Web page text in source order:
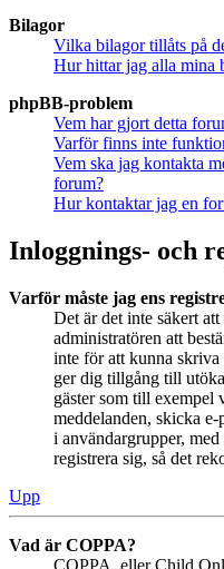
Bilagor
Vilka bilagor tillåts på
Hur hittar jag alla mina
phpBB-problem
Vem har gjort detta
Varför finns inte
Vem ska jag kontakta
forum?
Hur kontaktar jag en
Inloggnings- och
Varför måste jag ens
Det är det inte säkert
administratören att
inte för att kunna
ger dig tillgång till
gäster som till exempel
meddelanden, skicka
i användargrupper,
registrera sig, så det
Upp
Vad är COPPA?
COPPA, eller Child